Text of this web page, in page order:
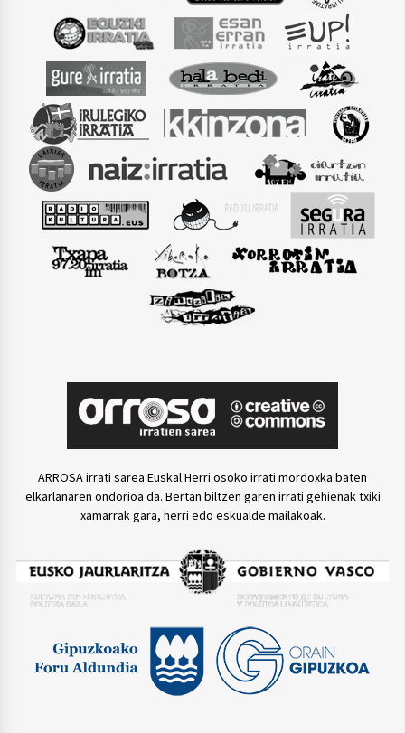
ARROSA irrati sarea Euskal Herri osoko irrati mordoxka baten
elkarlanaren ondorioa da. Bertan biltzen garen irrati gehienak txiki
xamarrak gara, herri edo eskualde mailakoak.